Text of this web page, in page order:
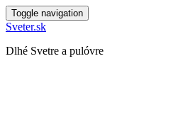
Toggle navigation
Sveter.sk
Dlhé Svetre a pulóvre